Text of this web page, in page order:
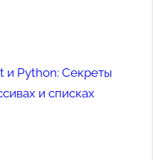
и Python: Секреты
и списках